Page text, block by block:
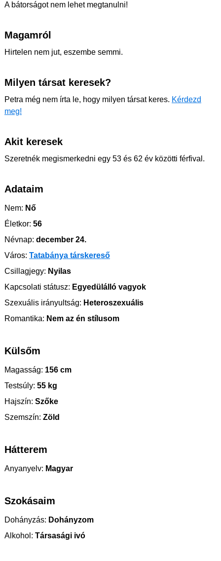
A bátorságot nem lehet megtanulni!
Magamról
Hirtelen nem jut, eszembe semmi.
Milyen társat keresek?
Petra még nem írta le, hogy milyen társat keres. Kérdezd
meg!
Akit keresek
Szeretnék megismerkedni egy 53 és 62 év közötti férfival.
Adataim
Nem: Nő
Életkor: 56
Névnap: december 24.
Város: Tatabánya társkereső
Csillagjegy: Nyilas
Kapcsolati státusz: Egyedülálló vagyok
Szexuális irányultság: Heteroszexuális
Romantika: Nem az én stílusom
Külsőm
Magasság: 156 cm
Testsúly: 55 kg
Hajszín: Szőke
Szemszín: Zöld
Hátterem
Anyanyelv: Magyar
Szokásaim
Dohányzás: Dohányzom
Alkohol: Társasági ivó